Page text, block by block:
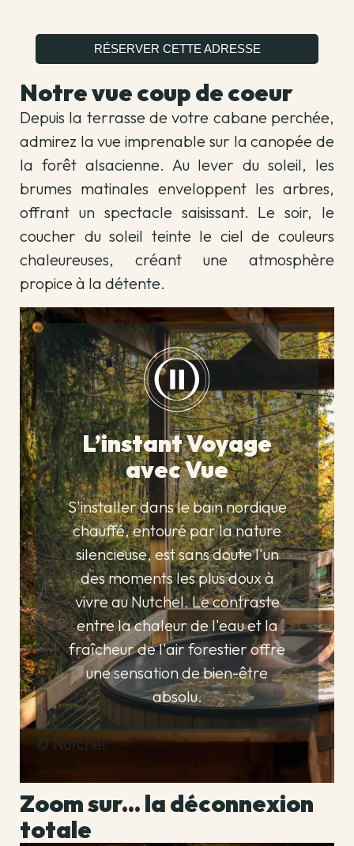
RÉSERVER CETTE ADRESSE
Notre vue coup de coeur
Depuis la terrasse de votre cabane perchée,
admirez la vue imprenable sur la canopée de
la forêt alsacienne. Au lever du soleil, les
brumes matinales enveloppent les arbres,
offrant un spectacle saisissant. Le soir, le
coucher du soleil teinte le ciel de couleurs
chaleureuses, créant une atmosphère
propice à la détente.
L’instant Voyage
avec Vue
S'installer dans le bain nordique
chauffé, entouré par la nature
silencieuse, est sans doute l'un
des moments les plus doux à
vivre au Nutchel. Le contraste
entre la chaleur de l'eau et la
fraîcheur de l'air forestier offre
une sensation de bien-être
absolu.
© Nutchel
Zoom sur... la déconnexion
totale